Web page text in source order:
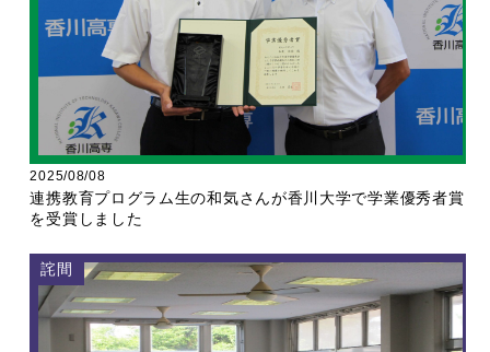
2025/08/08
連携教育プログラム生の和気さんが香川大学で学業優秀者賞
を受賞しました
詫間